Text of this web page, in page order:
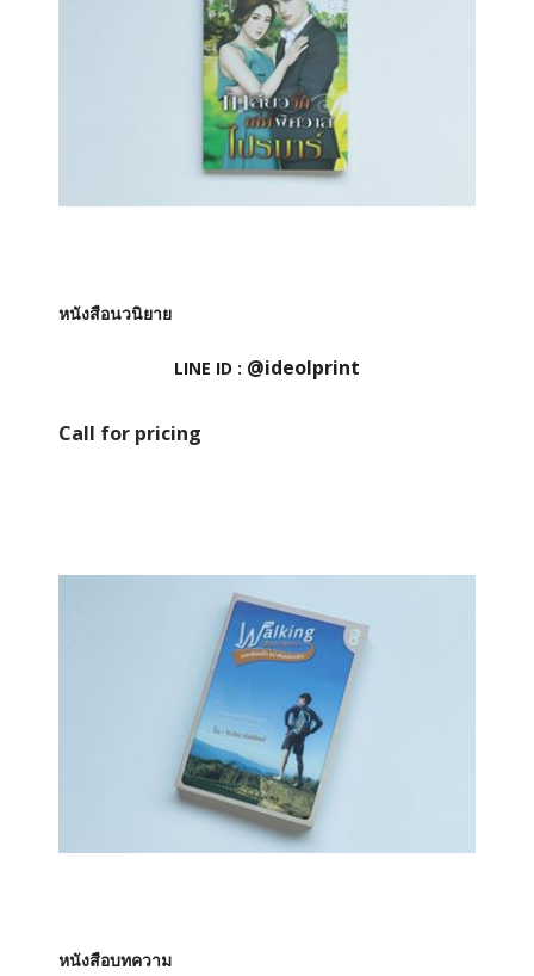
หนังสือนวนิยาย
LINE ID : @ideolprint
Call for pricing
หนังสือบทความ